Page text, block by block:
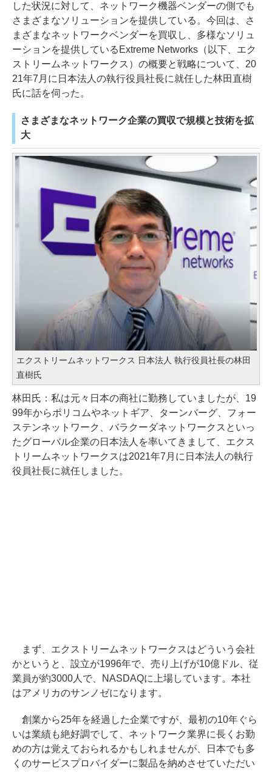
した状況に対して、ネットワーク機器ベンダーの側でも
さまざまなソリューションを提供している。今回は、さ
まざまなネットワークベンダーを買収し、多様なソリュ
ーションを提供しているExtreme Networks（以下、エク
ストリームネットワークス）の概要と戦略について、20
21年7月に日本法人の執行役員社長に就任した林田直樹
氏に話を伺った。
さまざまなネットワーク企業の買収で規模と技術を拡
大
エクストリームネットワークス 日本法人 執行役員社長の林田
直樹氏
林田氏：私は元々日本の商社に勤務していましたが、19
99年からポリコムやネットギア、ターンバーグ、フォー
ステンネットワーク、バラクーダネットワークスといっ
たグローバル企業の日本法人を率いてきまして、エクス
トリームネットワークスは2021年7月に日本法人の執行
役員社長に就任しました。
まず、エクストリームネットワークスはどういう会社
かというと、設立が1996年で、売り上げが10億ドル、従
業員が約3000人で、NASDAQに上場しています。本社
はアメリカのサンノゼになります。
創業から25年を経過した企業ですが、最初の10年ぐら
いは業績も絶好調でして、ネットワーク業界に長くお勤
めの方は覚えておられるかもしれませんが、日本でも多
くのサービスプロバイダーに製品を納めさせていただい